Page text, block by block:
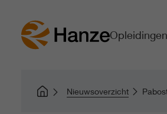
Opleidingen
Nieuwsoverzicht